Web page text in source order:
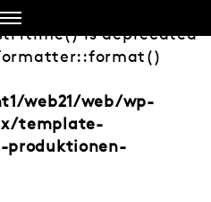
is deprecated
web21/web/wp-
template-